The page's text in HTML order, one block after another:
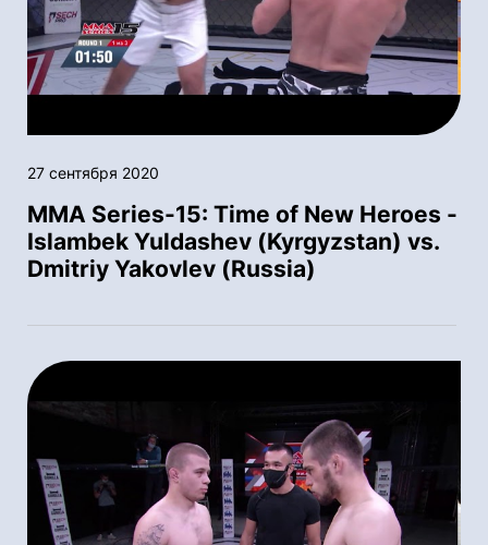
27 сентября 2020
MMA Series-15: Time of New Heroes -
Islambek Yuldashev (Kyrgyzstan) vs.
Dmitriy Yakovlev (Russia)